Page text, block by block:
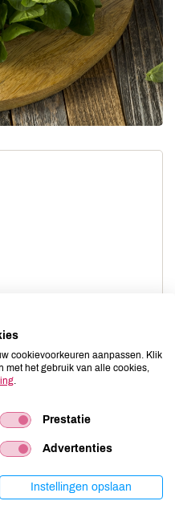
cookievoorkeuren aanpassen. Klik
met het gebruik van alle cookies,
Prestatie
Advertenties
Instellingen opslaan